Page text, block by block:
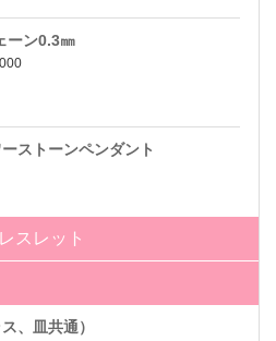
ーン0.3㎜
ストーンペンダント
スレット
、皿共通）